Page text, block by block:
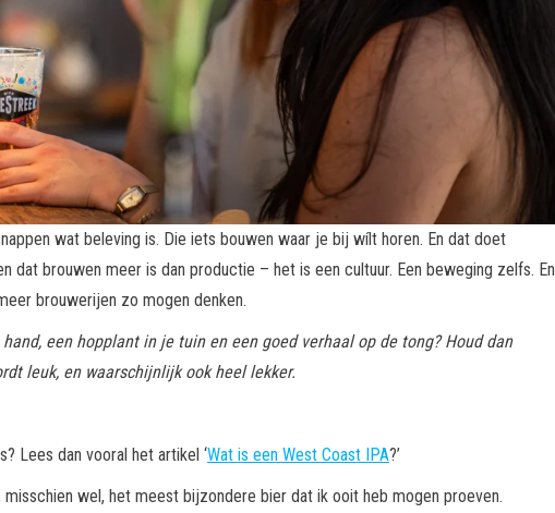
wat beleving is. Die iets bouwen waar je bij wílt horen. En dat doet
dat brouwen meer is dan productie – het is een cultuur. Een beweging zelfs. En
brouwerijen zo mogen denken.
een hopplant in je tuin en een goed verhaal op de tong? Houd dan
leuk, en waarschijnlijk ook heel lekker.
Lees dan vooral het artikel ‘Wat is een West Coast IPA?’
wel, het meest bijzondere bier dat ik ooit heb mogen proeven.